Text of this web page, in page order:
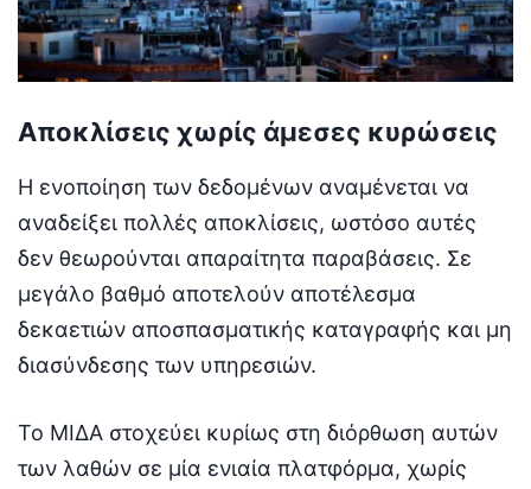
Αποκλίσεις χωρίς άμεσες κυρώσεις
Η ενοποίηση των δεδομένων αναμένεται να
αναδείξει πολλές αποκλίσεις, ωστόσο αυτές
δεν θεωρούνται απαραίτητα παραβάσεις. Σε
μεγάλο βαθμό αποτελούν αποτέλεσμα
δεκαετιών αποσπασματικής καταγραφής και μη
διασύνδεσης των υπηρεσιών.
Το ΜΙΔΑ στοχεύει κυρίως στη διόρθωση αυτών
των λαθών σε μία ενιαία πλατφόρμα, χωρίς